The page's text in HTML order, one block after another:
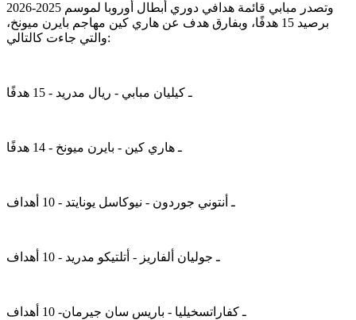
وتصدر مبابي قائمة هدافي دوري أبطال أوروبا لموسم 2025-2026
برصيد 15 هدفًا، وبفارق هدف عن هاري كين مهاجم بايرن ميونخ،
والتي جاءت كالتالي:
ـ كيليان مبابي - ريال مدريد - 15 هدفًا
ـ هاري كين - بايرن ميونخ - 14 هدفًا
ـ أنتوني جوردون - نيوكاسل يونايتد - 10 أهداف
ـ جوليان ألفاريز - أتلتيكو مدريد - 10 أهداف
ـ كفاراتسخيليا - باريس سان جيرمان- 10 أهداف